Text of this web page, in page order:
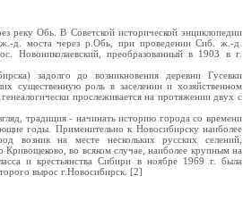
реку Обь. В Советской исторической энциклопедии
ж.-д. моста через р.Обь, при проведении Сиб. ж.-д.
Новониколаевский, преобразованный в 1903 в г.
задолго до возникновения деревни Гусевки
существенную роль в заселении и хозяйственном
прослеживается на протяжении двух с
традиция - начинать историю города со времени
годы. Применительно к Новосибирску наиболее
возник на месте нескольких русских селений,
во всяком случае, наиболее крупным на
и крестьянства Сибири в ноябре 1969 г. была
вырос г.Новосибирск. [2]